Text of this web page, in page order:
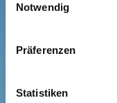
Notwendig
Präferenzen
Statistiken